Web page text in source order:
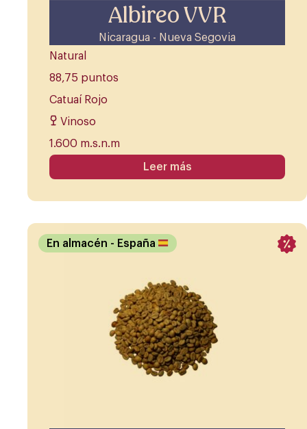
Albireo VVR
Nicaragua - Nueva Segovia
Natural
88,75 puntos
Catuaí Rojo
Vinoso
1.600 m.s.n.m
Leer más
En almacén - España